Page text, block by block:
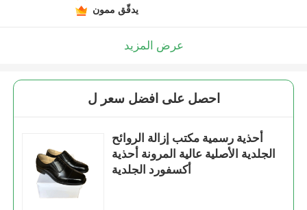
يدقّق ممون
عرض المزيد
احصل على افضل سعر ل
أحذية رسمية مكتب إزالة الروائح
الجلدية الأصلية عالية المرونة أحذية
أكسفورد الجلدية